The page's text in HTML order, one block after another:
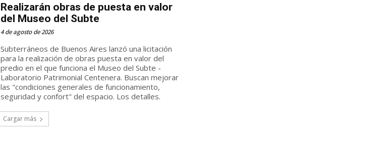
Realizarán obras de puesta en valor
del Museo del Subte
4 de agosto de 2026
Subterráneos de Buenos Aires lanzó una licitación
para la realización de obras puesta en valor del
predio en el que funciona el Museo del Subte -
Laboratorio Patrimonial Centenera. Buscan mejorar
las "condiciones generales de funcionamiento,
seguridad y confort" del espacio. Los detalles.
Cargar más